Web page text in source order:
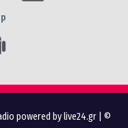
powered by live24.gr | ©